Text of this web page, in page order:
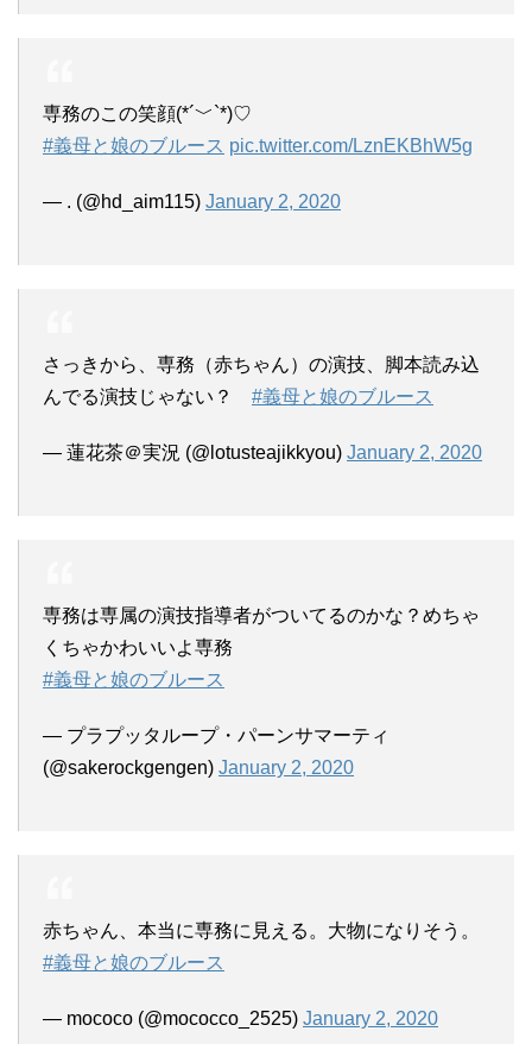
専務のこの笑顔(*´﹀`*)♡
#義母と娘のブルース pic.twitter.com/LznEKBhW5g
— . (@hd_aim115) January 2, 2020
さっきから、専務（赤ちゃん）の演技、脚本読み込
んでる演技じゃない？ #義母と娘のブルース
— 蓮花茶＠実況 (@lotusteajikkyou) January 2, 2020
専務は専属の演技指導者がついてるのかな？めちゃ
くちゃかわいいよ専務
#義母と娘のブルース
— プラプッタループ・パーンサマーティ
(@sakerockgengen) January 2, 2020
赤ちゃん、本当に専務に見える。大物になりそう。
#義母と娘のブルース
— mococo (@mococco_2525) January 2, 2020